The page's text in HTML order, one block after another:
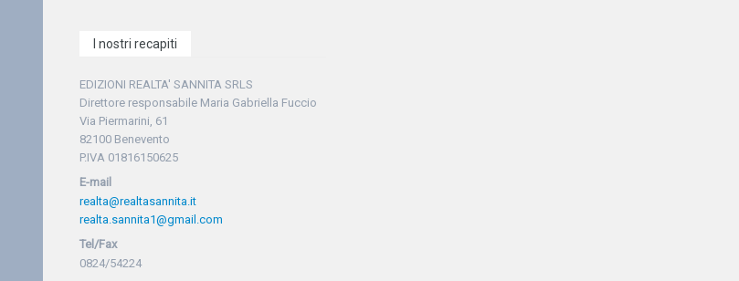
I nostri recapiti
EDIZIONI REALTA' SANNITA SRLS
Direttore responsabile Maria Gabriella Fuccio
Via Piermarini, 61
82100 Benevento
P.IVA 01816150625
E-mail
realta@realtasannita.it
realta.sannita1@gmail.com
Tel/Fax
0824/54224